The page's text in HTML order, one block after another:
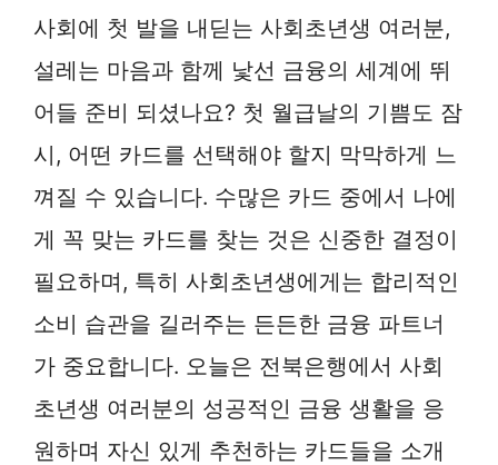
사회에 첫 발을 내딛는 사회초년생 여러분,
설레는 마음과 함께 낯선 금융의 세계에 뛰
어들 준비 되셨나요? 첫 월급날의 기쁨도 잠
시, 어떤 카드를 선택해야 할지 막막하게 느
껴질 수 있습니다. 수많은 카드 중에서 나에
게 꼭 맞는 카드를 찾는 것은 신중한 결정이
필요하며, 특히 사회초년생에게는 합리적인
소비 습관을 길러주는 든든한 금융 파트너
가 중요합니다. 오늘은 전북은행에서 사회
초년생 여러분의 성공적인 금융 생활을 응
원하며 자신 있게 추천하는 카드들을 소개